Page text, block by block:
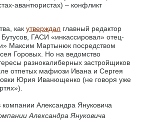
авантюристах) – конфликт
какутверждал главный редактор
ГАСИ «инкассировал» отец-
Максим Мартынюк посредством
Горовых. Но на ведомство
разнокалиберных застройщиков
отпетых мафиози Ивана и Сергея
Юрия Иванющенко (не говоря уже
Александра Януковича